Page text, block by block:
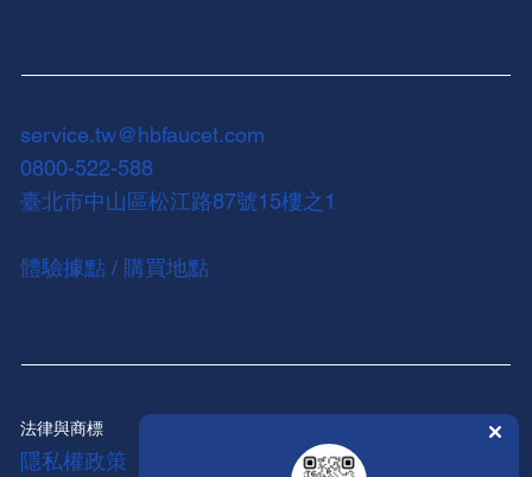
service.tw@hbfaucet.com
0800-522-588
臺北市中山區松江路87號15樓之1
體驗據點 / 購買地點
法律與商標
隱私權政策